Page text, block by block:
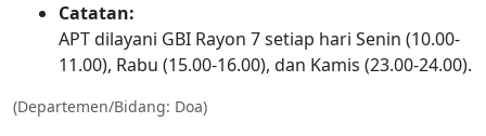
Catatan:
APT dilayani GBI Rayon 7 setiap hari Senin (10.00-
11.00), Rabu (15.00-16.00), dan Kamis (23.00-24.00).
(Departemen/Bidang: Doa)